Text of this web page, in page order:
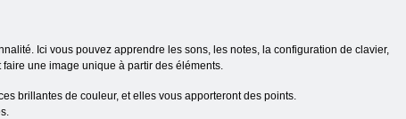
Ici vous pouvez apprendre les sons, les notes, la configuration de clavier,
une image unique à partir des éléments.
brillantes de couleur, et elles vous apporteront des points.